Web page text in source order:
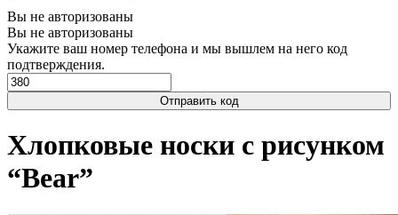
Вы не авторизованы
Вы не авторизованы
Укажите ваш номер телефона и мы вышлем на него код
подтверждения.
Отправить код
Хлопковые носки с рисунком
“Bear”